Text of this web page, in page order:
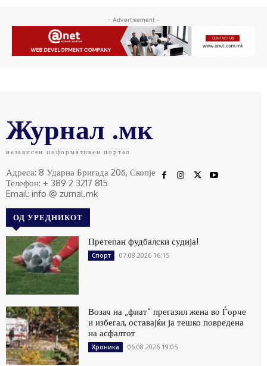
- Advertisement -
Журнал .мк
независен информативен портал
Адреса: 8 Ударна Бригада 20б, Скопје
Телефон: + 389 2 3217 815
Email: info @ zurnal.mk
ОД УРЕДНИКОТ
Претепан фудбалски судија!
Спорт 07.08.2026 16:15
Возач на „фиат“ прегазил жена во Ѓорче
и избегал, оставајќи ја тешко повредена
на асфалтот
Хроника 06.08.2026 19:05